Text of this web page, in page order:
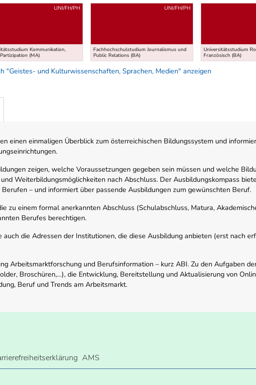
Kommunikation,
(MA)
UNI/FH/PH
Fachhochschulstudium Journalismus und
Public Relations (BA)
UNI/FH/PH
Universitätsstudium
Französisch (BA)
"Geistes- und Kulturwissenschaften, Sprachen, Medien" anzeigen
einen einmaligen Überblick zum österreichischen Bildungssystem und
zeigen, welche Voraussetzungen gegeben sein müssen und welche
Weiterbildungsmöglichkeiten nach Abschluss. Der Ausbildungskompass
– und informiert über passende Ausbildungen zum gewünschten Beruf.
zu einem formal anerkannten Abschluss (Schulabschluss, Matura,
Berufes berechtigen.
auch die Adressen der Institutionen, die diese Ausbildung anbieten (erst nach
Arbeitsmarktforschung und Berufsinformation – kurz ABI. Zu den Aufgaben
Broschüren,…), die Entwicklung, Bereitstellung und Aktualisierung von
Beruf und Trends am Arbeitsmarkt.
AMS